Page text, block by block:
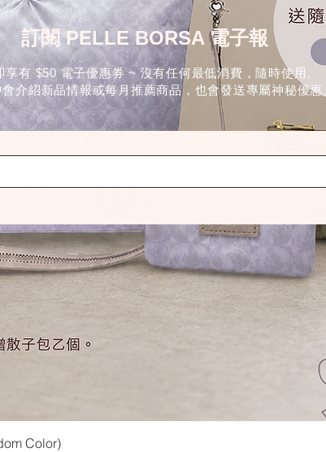
Color)
訂閱 PELLE BORSA 電子報
享有 $50 電子優惠券 ~ 沒有任何最低消費，隨時使用。
介紹新品情報或每月推薦商品，也會發送專屬神秘優惠